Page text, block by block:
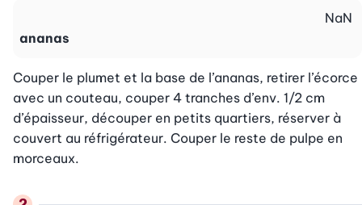
ananas
NaN
Couper le plumet et la base de l’ananas, retirer l’écorce
avec un couteau, couper 4 tranches d’env. 1/2 cm
d’épaisseur, découper en petits quartiers, réserver à
couvert au réfrigérateur. Couper le reste de pulpe en
morceaux.